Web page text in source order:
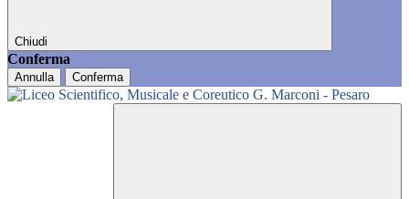
Chiudi
Conferma
Annulla Conferma